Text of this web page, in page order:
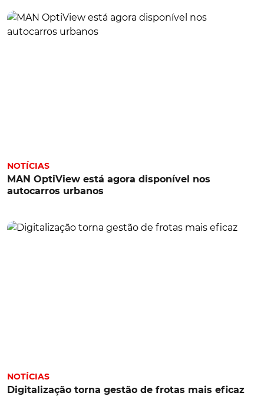
NOTÍCIAS
MAN OptiView está agora disponível nos
autocarros urbanos
NOTÍCIAS
Digitalização torna gestão de frotas mais eficaz